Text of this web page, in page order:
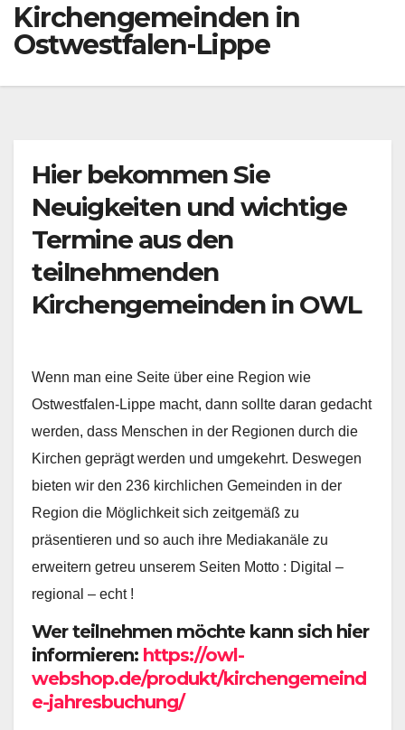
Kirchengemeinden in
Ostwestfalen-Lippe
Hier bekommen Sie
Neuigkeiten und wichtige
Termine aus den
teilnehmenden
Kirchengemeinden in OWL
Wenn man eine Seite über eine Region wie
Ostwestfalen-Lippe macht, dann sollte daran gedacht
werden, dass Menschen in der Regionen durch die
Kirchen geprägt werden und umgekehrt. Deswegen
bieten wir den 236 kirchlichen Gemeinden in der
Region die Möglichkeit sich zeitgemäß zu
präsentieren und so auch ihre Mediakanäle zu
erweitern getreu unserem Seiten Motto : Digital –
regional – echt !
Wer teilnehmen möchte kann sich hier
informieren: https://owl-
webshop.de/produkt/kirchengemeind
e-jahresbuchung/